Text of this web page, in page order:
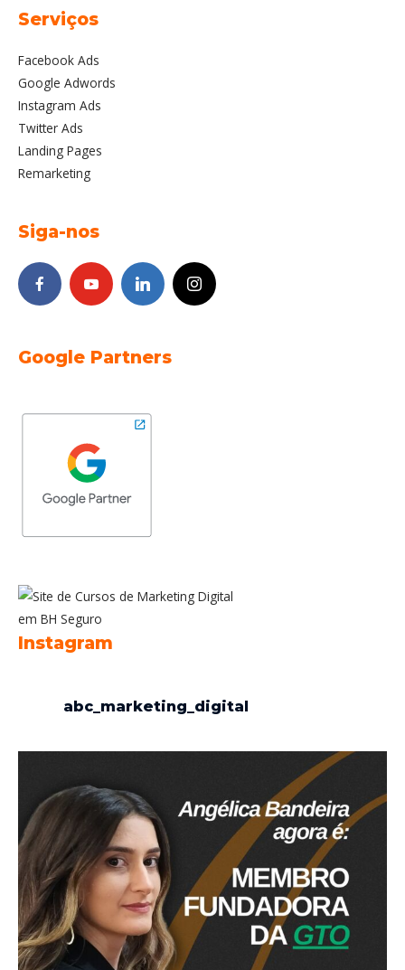
Serviços
Facebook Ads
Google Adwords
Instagram Ads
Twitter Ads
Landing Pages
Remarketing
Siga-nos
Google Partners
Instagram
abc_marketing_digital